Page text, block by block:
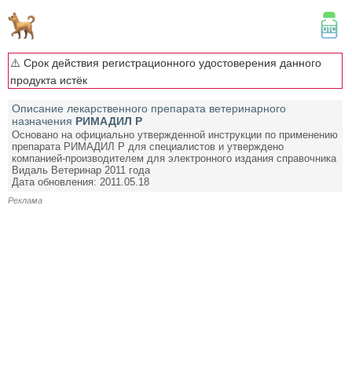
⚠️ Срок действия регистрационного удостоверения данного
продукта истёк
Описание лекарственного препарата ветеринарного
назначения РИМАДИЛ Р
Основано на официально утвержденной инструкции по применению
препарата РИМАДИЛ Р для специалистов и утверждено
компанией-производителем для электронного издания справочника
Видаль Ветеринар 2011 года
Дата обновления: 2011.05.18
Реклама